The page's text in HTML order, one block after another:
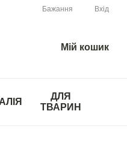
Бажання Вхід
Мій кошик
ДЛЯ
ТВАРИН